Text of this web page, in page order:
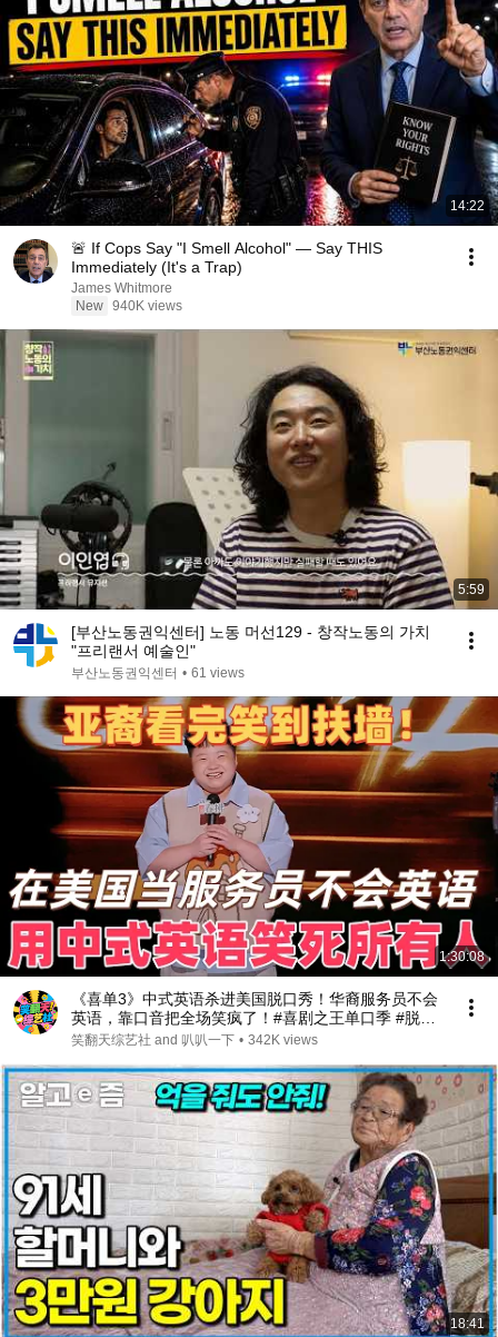
14:22
🚨 If Cops Say "I Smell Alcohol" — Say THIS
Immediately (It's a Trap)
James Whitmore
New 940K views
5:59
[부산노동권익센터] 노동 머선129 - 창작노동의 가치
"프리랜서 예술인"
부산노동권익센터 • 61 views
1:30:08
《喜单3》中式英语杀进美国脱口秀！华裔服务员不会
英语，靠口音把全场笑疯了！#喜剧之王单口季 #脱口
秀 #搞笑 #喜剧 #funny #综艺
笑翻天综艺社 and 叭叭一下 • 342K views
18:41